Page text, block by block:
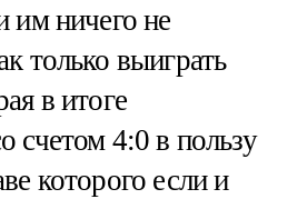
им ничего не
только выиграть
в итоге
счетом 4:0 в пользу
которого если и